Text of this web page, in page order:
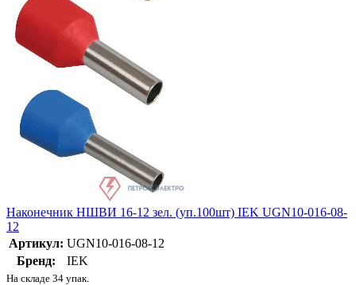
Наконечник НШВИ 16-12 зел. (уп.100шт) IEK UGN10-016-08-
12
Артикул: UGN10-016-08-12
Бренд:
IEK
На складе 34 упак.